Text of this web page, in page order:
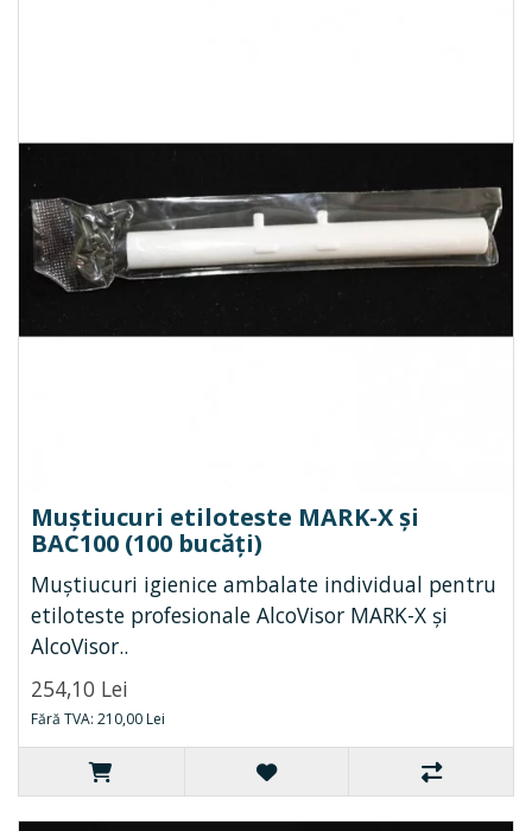
Muștiucuri etiloteste MARK-X și
BAC100 (100 bucăți)
Muștiucuri igienice ambalate individual pentru
etiloteste profesionale AlcoVisor MARK-X și
AlcoVisor..
254,10 Lei
Fără TVA: 210,00 Lei